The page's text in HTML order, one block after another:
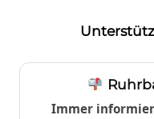
Immer